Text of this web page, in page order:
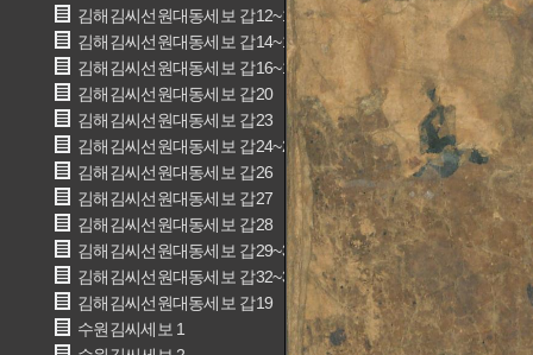
김해김씨선원대동세보 갑12~13
김해김씨선원대동세보 갑14~15
김해김씨선원대동세보 갑16~18
김해김씨선원대동세보 갑20
김해김씨선원대동세보 갑23
김해김씨선원대동세보 갑24~25
김해김씨선원대동세보 갑26
김해김씨선원대동세보 갑27
김해김씨선원대동세보 갑28
김해김씨선원대동세보 갑29~31
김해김씨선원대동세보 갑32~33
김해김씨선원대동세보 갑19
수원김씨세보 1